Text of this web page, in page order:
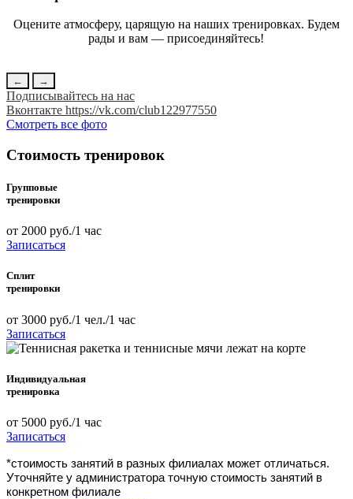
Оцените атмосферу, царящую на наших тренировках. Будем
рады и вам — присоединяйтесь!
← →
Подписывайтесь на нас
Вконтакте https://vk.com/club122977550
Смотреть все фото
Стоимость тренировок
Групповые
тренировки
от 2000 руб./1 час
Записаться
Сплит
тренировки
от 3000 руб./1 чел./1 час
Записаться
Индивидуальная
тренировка
от 5000 руб./1 час
Записаться
*стоимость занятий в разных филиалах может отличаться.
Уточняйте у администратора точную стоимость занятий в
конкретном филиале